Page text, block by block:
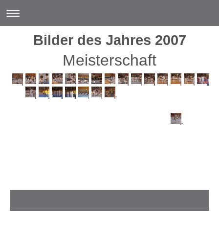
Bilder des Jahres 2007
Meisterschaft